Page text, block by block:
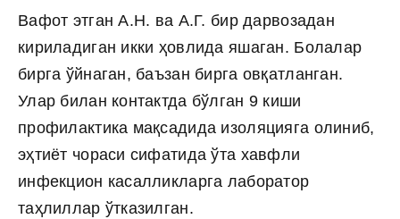
Вафот этган А.Н. ва А.Г. бир дарвозадан
кириладиган икки ҳовлида яшаган. Болалар
бирга ўйнаган, баъзан бирга овқатланган.
Улар билан контактда бўлган 9 киши
профилактика мақсадида изоляцияга олиниб,
эҳтиёт чораси сифатида ўта хавфли
инфекцион касалликларга лаборатор
таҳлиллар ўтказилган.